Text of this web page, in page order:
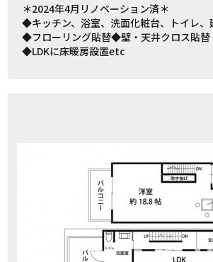
＊2024年4月リノベーション済＊
◆キッチン、浴室、洗面化粧台、トイレ、
◆フローリング貼替◆壁・天井クロス貼替
◆LDKに床暖房設置etc